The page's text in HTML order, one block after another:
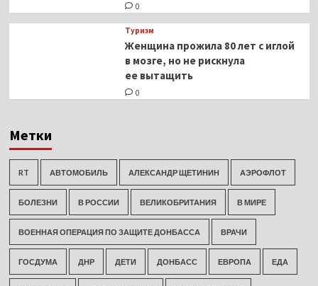
0
Туризм
Женщина прожила 80 лет с иглой
в мозге, но не рискнула
ее вытащить
0
Метки
RT АВТОМОБИЛЬ АЛЕКСАНДР ЩЕТИНИН АЭРОФЛОТ
БОЛЕЗНИ В РОССИИ ВЕЛИКОБРИТАНИЯ В МИРЕ
ВОЕННАЯ ОПЕРАЦИЯ ПО ЗАЩИТЕ ДОНБАССА ВРАЧИ
ГОСДУМА ДНР ДЕТИ ДОНБАСС ЕВРОПА ЕДА